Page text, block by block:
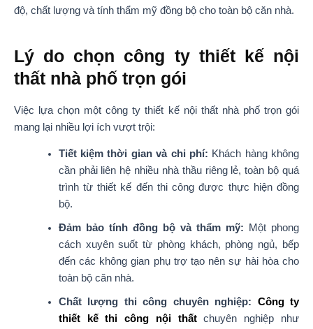
độ, chất lượng và tính thẩm mỹ đồng bộ cho toàn bộ căn nhà.
Lý do chọn công ty thiết kế nội
thất nhà phố trọn gói
Việc lựa chọn một công ty thiết kế nội thất nhà phố trọn gói
mang lại nhiều lợi ích vượt trội:
Tiết kiệm thời gian và chi phí: Khách hàng không
cần phải liên hệ nhiều nhà thầu riêng lẻ, toàn bộ quá
trình từ thiết kế đến thi công được thực hiện đồng
bộ.
Đảm bảo tính đồng bộ và thẩm mỹ: Một phong
cách xuyên suốt từ phòng khách, phòng ngủ, bếp
đến các không gian phụ trợ tạo nên sự hài hòa cho
toàn bộ căn nhà.
Chất lượng thi công chuyên nghiệp: Công ty
thiết kế thi công nội thấtchuyên nghiệp như